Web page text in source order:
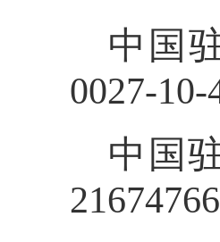
中国
0027-10-
中国